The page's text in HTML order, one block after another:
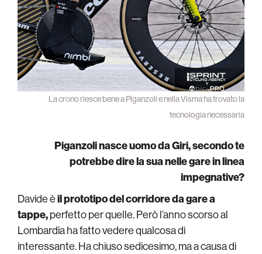
La crono riesce bene a Piganzoli e nella Visma ha trovato la
tecnologia necessaria
Piganzoli nasce uomo da Giri, secondo te
potrebbe dire la sua nelle gare in linea
impegnative?
Davide èil prototipo del corridore da gare a
tappe,perfetto per quelle. Però l’anno scorso al
Lombardia ha fatto vedere qualcosa di
interessante. Ha chiuso sedicesimo, ma a causa di